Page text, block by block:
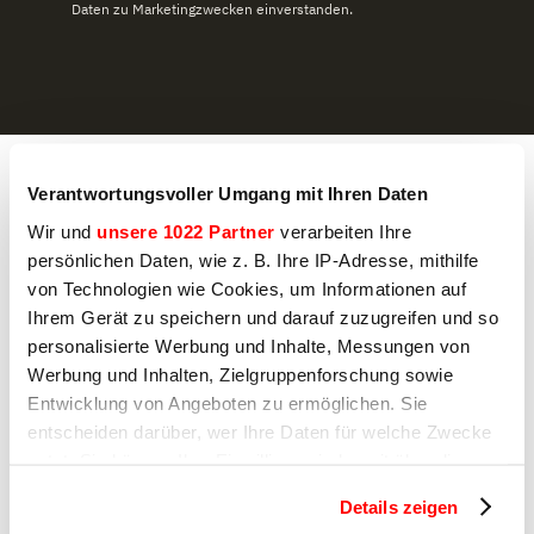
Verantwortungsvoller Umgang mit Ihren Daten
Wir und unsere 1022 Partner verarbeiten Ihre
persönlichen Daten, wie z. B. Ihre IP-Adresse, mithilfe
von Technologien wie Cookies, um Informationen auf
Ihrem Gerät zu speichern und darauf zuzugreifen und so
personalisierte Werbung und Inhalte, Messungen von
Werbung und Inhalten, Zielgruppenforschung sowie
Entwicklung von Angeboten zu ermöglichen. Sie
entscheiden darüber, wer Ihre Daten für welche Zwecke
Trigger Symbol ändern oder widerrufen
Details zeigen
Daten zu Marketingzwecken einverstanden.
Toaster
Salamander
Softcooker
Friteusen
Nudeln kocher
Durchlauf-toaster
Hot dog warmers
Kochmixer
Crepes-plattengrill